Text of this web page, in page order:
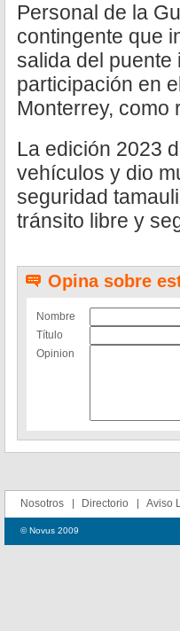
Personal de la
contingente que
salida del
participación en
Monterrey, como
La edición 2023
vehículos y dio
seguridad
tránsito libre y
Opina sobre
Nombre
Título
Opinion
Nosotros Directorio Aviso
© Novus 2009